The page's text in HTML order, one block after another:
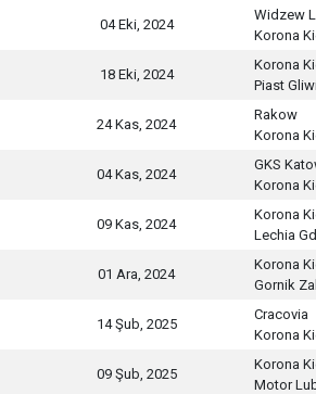
04 Eki, 2024
Widzew
Korona
18 Eki, 2024
Korona
Piast
24 Kas, 2024
Rakow
Korona
04 Kas, 2024
GKS
Korona
09 Kas, 2024
Korona
Lechia
01 Ara, 2024
Korona
Gornik
14 Şub, 2025
Cracovia
Korona
09 Şub, 2025
Korona
Motor